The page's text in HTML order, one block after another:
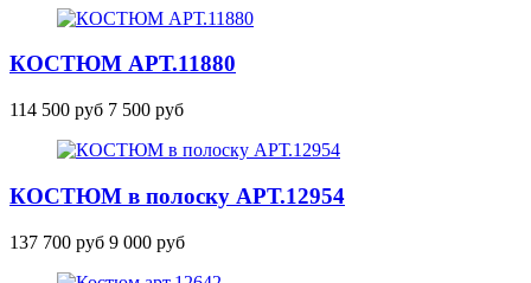
КОСТЮМ АРТ.11880
114 500 руб 7 500 руб
КОСТЮМ в полоску АРТ.12954
137 700 руб 9 000 руб